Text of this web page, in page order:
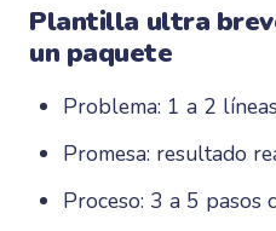
Plantilla ultra
un paquete
Problema: 1 a 2
Promesa: resultado
Proceso: 3 a 5 pasos